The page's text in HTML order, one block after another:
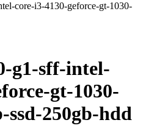
core-i3-4130-geforce-gt-1030-
g1-sff-intel-
gt-1030-
ssd-250gb-hdd